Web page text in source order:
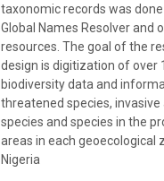
taxonomic records was
Global Names Resolver and
resources. The goal of the
design is digitization of over
biodiversity data and
threatened species, invasive
species and species in the
areas in each geoecological
Nigeria